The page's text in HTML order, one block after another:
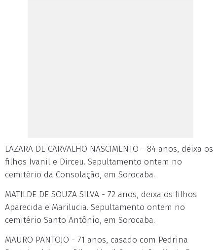
LAZARA DE CARVALHO NASCIMENTO - 84 anos, deixa os
filhos Ivanil e Dirceu. Sepultamento ontem no
cemitério da Consolação, em Sorocaba.
MATILDE DE SOUZA SILVA - 72 anos, deixa os filhos
Aparecida e Marilucia. Sepultamento ontem no
cemitério Santo Antônio, em Sorocaba.
MAURO PANTOJO - 71 anos, casado com Pedrina